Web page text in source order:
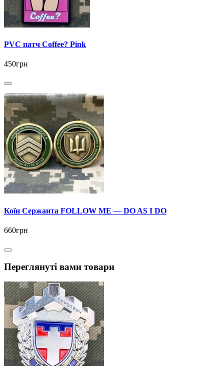
PVC патч Coffee? Pink
450грн
Коїн Сержанта FOLLOW ME — DO AS I DO
660грн
Переглянуті вами товари